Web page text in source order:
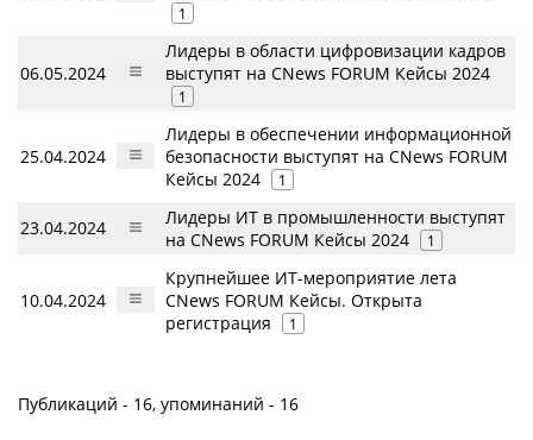
1
06.05.2024
Лидеры в области цифровизации кадров
выступят на CNews FORUM Кейсы 2024
1
25.04.2024
Лидеры в обеспечении информационной
безопасности выступят на CNews FORUM
Кейсы 2024
1
23.04.2024
Лидеры ИТ в промышленности выступят
на CNews FORUM Кейсы 2024
1
10.04.2024
Крупнейшее ИТ-мероприятие лета
CNews FORUM Кейсы. Открыта
регистрация
1
Публикаций - 16, упоминаний - 16